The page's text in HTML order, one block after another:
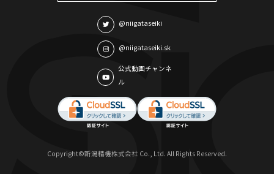
@niigataseiki
@niigataseiki.sk
公式動画チャンネ
ル
Copyright©新潟精機株式会社 Co., Ltd. All Rights Reserved.